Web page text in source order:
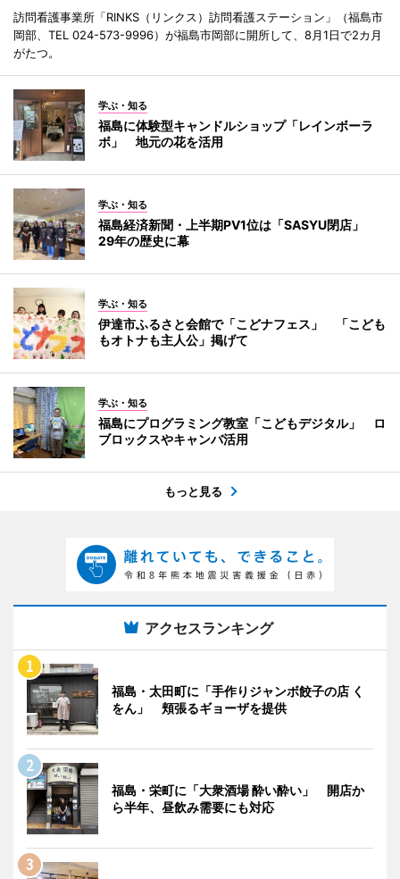
訪問看護事業所「RINKS（リンクス）訪問看護ステーション」（福島市
岡部、TEL 024-573-9996）が福島市岡部に開所して、8月1日で2カ月
がたつ。
学ぶ・知る
福島に体験型キャンドルショップ「レインボーラ
ボ」 地元の花を活用
学ぶ・知る
福島経済新聞・上半期PV1位は「SASYU閉店」
29年の歴史に幕
学ぶ・知る
伊達市ふるさと会館で「こどナフェス」 「こども
もオトナも主人公」掲げて
学ぶ・知る
福島にプログラミング教室「こどもデジタル」 ロ
ブロックスやキャンバ活用
もっと見る
アクセスランキング
福島・太田町に「手作りジャンボ餃子の店 く
をん」 頬張るギョーザを提供
福島・栄町に「大衆酒場 酔い酔い」 開店か
ら半年、昼飲み需要にも対応